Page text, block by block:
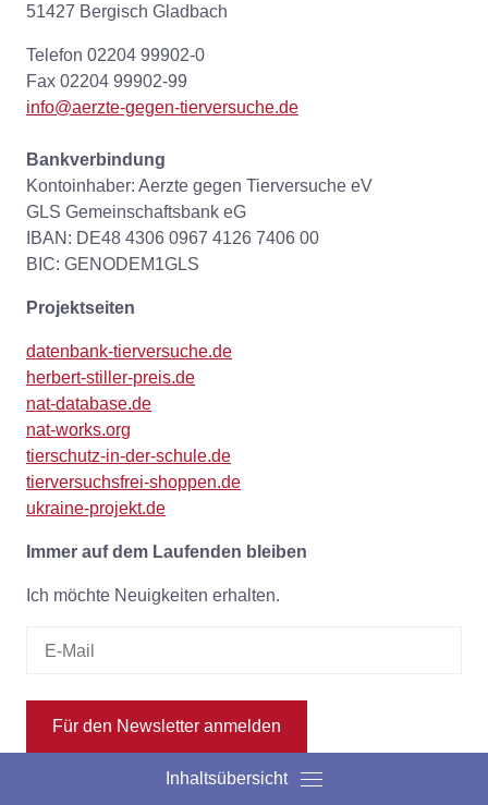
Inhaltsübersicht
51427 Bergisch Gladbach
Telefon 02204 99902-0
Fax 02204 99902-99
info@aerzte-gegen-tierversuche.de
Bankverbindung
Kontoinhaber: Aerzte gegen Tierversuche eV
GLS Gemeinschaftsbank eG
IBAN: DE48 4306 0967 4126 7406 00
BIC: GENODEM1GLS
Projektseiten
datenbank-tierversuche.de
herbert-stiller-preis.de
nat-database.de
nat-works.org
tierschutz-in-der-schule.de
tierversuchsfrei-shoppen.de
ukraine-projekt.de
Immer auf dem Laufenden bleiben
Ich möchte Neuigkeiten erhalten.
Für den Newsletter anmelden
(Wie werden meine Daten verarbeitet?)